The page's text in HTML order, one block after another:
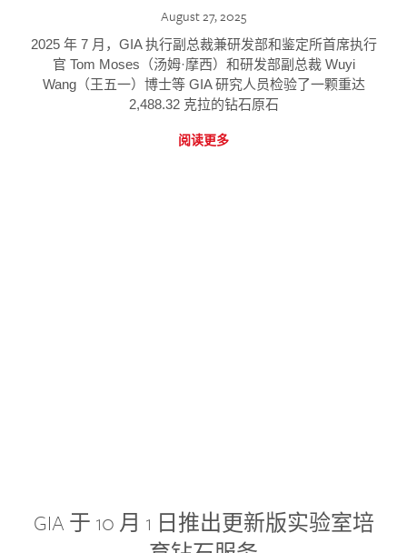
August 27, 2025
2025 年 7 月，GIA 执行副总裁兼研发部和鉴定所首席执行
官 Tom Moses（汤姆·摩西）和研发部副总裁 Wuyi
Wang（王五一）博士等 GIA 研究人员检验了一颗重达
2,488.32 克拉的钻石原石
阅读更多
GIA 于 10 月 1 日推出更新版实验室培